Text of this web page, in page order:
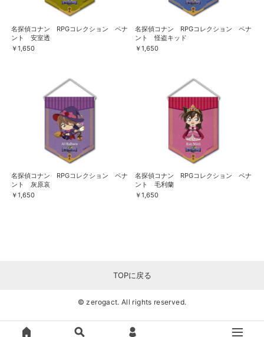
名探偵コナン RPGコレクション ペナ
ント 安室透
￥1,650
名探偵コナン RPGコレクション ペナ
ント 怪盗キッド
￥1,650
名探偵コナン RPGコレクション ペナ
ント 灰原哀
￥1,650
名探偵コナン RPGコレクション ペナ
ント 毛利蘭
￥1,650
TOPに戻る
© zerogact. All rights reserved.